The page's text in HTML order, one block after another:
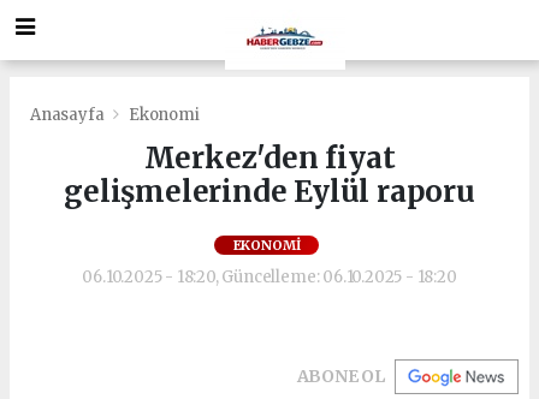
Anasayfa Ekonomi
Merkez'den fiyat
gelişmelerinde Eylül raporu
EKONOMI
06.10.2025 - 18:20, Güncelleme: 06.10.2025 - 18:20
ABONE OL